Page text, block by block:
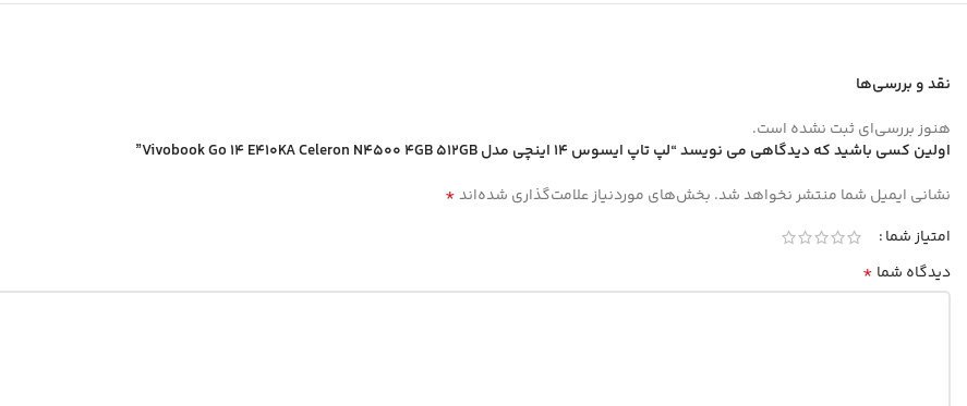
نقد و بررسی‌ها
هنوز بررسی‌ای ثبت نشده است.
اولین کسی باشید که دیدگاهی می نویسد “لپ تاپ ایسوس 14 اینچی مدل Vivobook Go 14 E410KA Celeron N4500 4GB 512GB”
نشانی ایمیل شما منتشر نخواهد شد. بخش‌های موردنیاز علامت‌گذاری شده‌اند*
امتیاز شما
دیدگاه شما *